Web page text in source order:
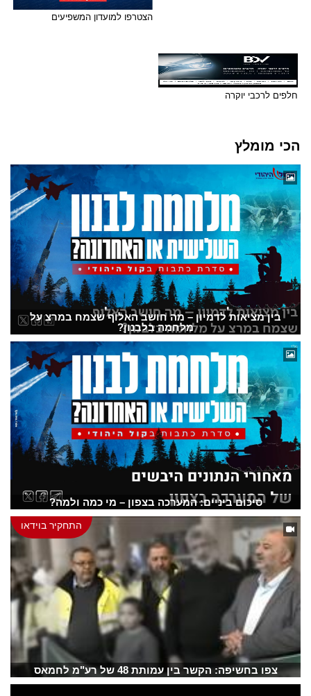
הצטרפו למועדון המשפיעים
חלפים לרכבי יוקרה
הכי מומלץ
בין מציאות לדמיון – מה חושב האלוף שצמח במרצ על
מלחמה בלבנון?
סיכום ביניים: המערכה בצפון – מי כמה ולמה?
התחקיר בוידאו
צפו בחשיפה: הקשר בין עמותת 48 של רע"מ לחמאס